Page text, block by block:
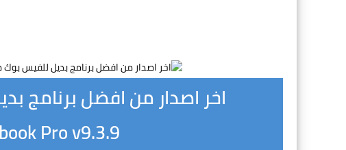
اخر اصدار من افضل برنامج
Pro v9.3.9